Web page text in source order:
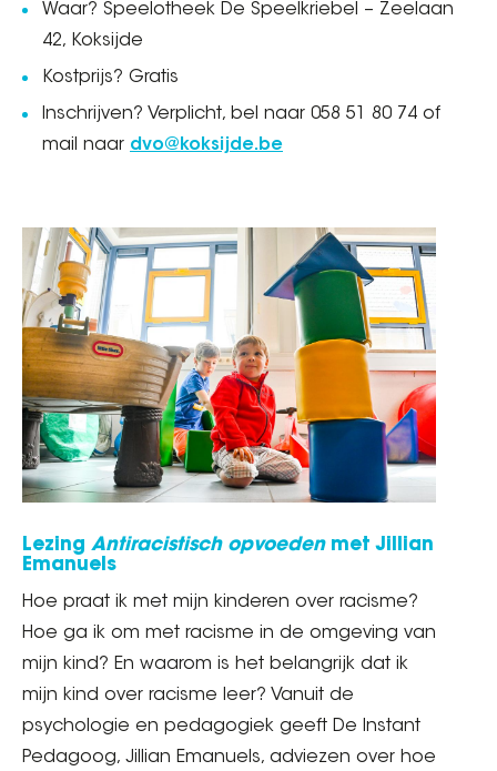
Waar? Speelotheek De Speelkriebel – Zeelaan
42, Koksijde
Kostprijs? Gratis
Inschrijven? Verplicht, bel naar 058 51 80 74 of
mail naar dvo@koksijde.be
Lezing Antiracistisch opvoedenmet Jillian
Emanuels
Hoe praat ik met mijn kinderen over racisme?
Hoe ga ik om met racisme in de omgeving van
mijn kind? En waarom is het belangrijk dat ik
mijn kind over racisme leer? Vanuit de
psychologie en pedagogiek geeft De Instant
Pedagoog, Jillian Emanuels, adviezen over hoe